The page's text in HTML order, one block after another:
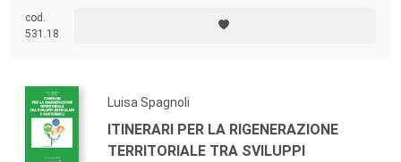
soluzione di questi quesiti cercherà di contribuire il nuovo registro
italiano sulla EII instaurato nell’ambito perinatale. Il volume presenta i
cod.
531.18
Luisa Spagnoli
ITINERARI PER LA RIGENERAZIONE
TERRITORIALE TRA SVILUPPI